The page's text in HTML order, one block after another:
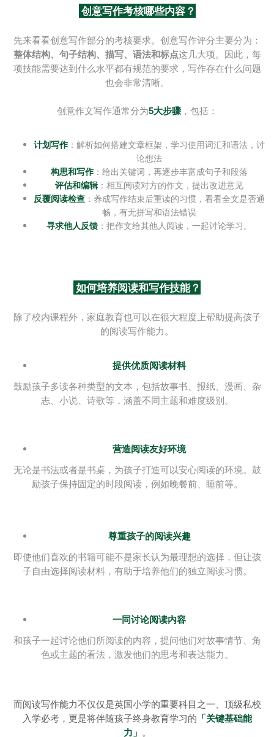
创意写作考核哪些内容？
先来看看创意写作部分的考核要求。创意写作评分主要分为：
整体结构、句子结构、描写、语法和标点这几大项。因此，每
项技能需要达到什么水平都有规范的要求，写作存在什么问题
也会非常清晰。
创意作文写作通常分为5大步骤，包括：
计划写作：解析如何搭建文章框架，学习使用词汇和语法，讨
论想法
构思和写作：给出关键词，再逐步丰富成句子和段落
评估和编辑 ：相互阅读对方的作文，提出改进意见
反覆阅读检查 ：养成写作结束后重读的习惯，看看全文是否通
畅，有无拼写和语法错误
寻求他人反馈 ：把作文给其他人阅读，一起讨论学习。
如何培养阅读和写作技能？
除了校内课程外，家庭教育也可以在很大程度上帮助提高孩子
的阅读写作能力。
提供优质阅读材料
鼓励孩子多读各种类型的文本，包括故事书、报纸、漫画、杂
志、小说、诗歌等，涵盖不同主题和难度级别。
营造阅读友好环境
无论是书法或者是书桌，为孩子打造可以安心阅读的环境。鼓
励孩子保持固定的时段阅读，例如晚餐前、睡前等。
尊重孩子的阅读兴趣
即使他们喜欢的书籍可能不是家长认为最理想的选择，但让孩
子自由选择阅读材料，有助于培养他们的独立阅读习惯。
一同讨论阅读内容
和孩子一起讨论他们所阅读的内容，提问他们对故事情节、角
色或主题的看法，激发他们的思考和表达能力。
而阅读写作能力不仅仅是英国小学的重要科目之一、顶级私校
入学必考，更是将伴随孩子终身教育学习的 「关键基础能
力」 。